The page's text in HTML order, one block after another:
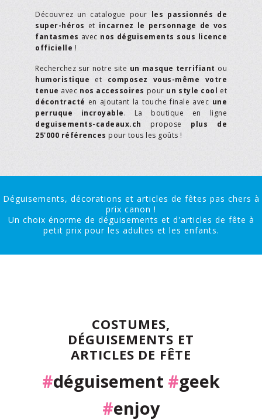
Découvrez un catalogue pour les passionnés de
super-héros et incarnez le personnage de vos
fantasmes avec nos déguisements sous licence
officielle !
Recherchez sur notre site un masque terrifiant ou
humoristique et composez vous-même votre
tenue avec nos accessoires pour un style cool et
décontracté en ajoutant la touche finale avec une
perruque incroyable. La boutique en ligne
deguisements-cadeaux.ch propose plus de
25'000 références pour tous les goûts !
Déguisements, décorations et articles de fêtes pas chers à
prix canon !
Un choix énorme de déguisements et d'articles de fête à
petit prix pour les adultes et les enfants.
COSTUMES,
DÉGUISEMENTS ET
ARTICLES DE FÊTE
#déguisement #geek
#enjoy